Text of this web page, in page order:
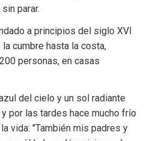
parar.
a principios del siglo XVI
cumbre hasta la costa,
personas, en casas
del cielo y un sol radiante
por las tardes hace mucho frío
vida: "También mis padres y